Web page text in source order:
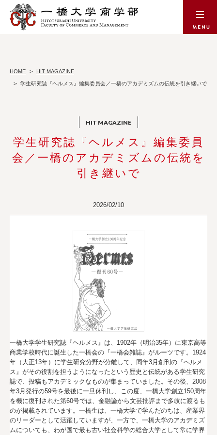
HOME HIT MAGAZINE
学生研究誌『ヘルメス』編集委員会／一橋のアカデミズムの伝統を引き継いで
学生研究誌『ヘルメス』編集委員
会／一橋のアカデミズムの伝統を
引き継いで
2026/02/10
一橋大学学生研究誌『ヘルメス』は、1902年（明治35年）に東京高等
商業学校時代に誕生した一橋会の『一橋会雑誌』がルーツです。1924
年（大正13年）に学生研究分野が分離して、同年3月創刊の『ヘルメ
ス』がその役割を担うようになったという歴史と伝統がある学生研究
誌で、投稿もアカデミックなものが集まっていました。その後、2008
年3月発行の59号を最後に一旦休刊し、この度、一橋大学創立150周年
を機に復刊された第60号では、金融論から文芸批評まで多岐に渡るも
のが掲載されています。一橋生は、一橋大学で学んだのちは、産業界
のリーダーとして活躍していますが、一方で、一橋大学のアカデミズ
ムについても、わが国で最も古い社会科学の総合大学として常に学界